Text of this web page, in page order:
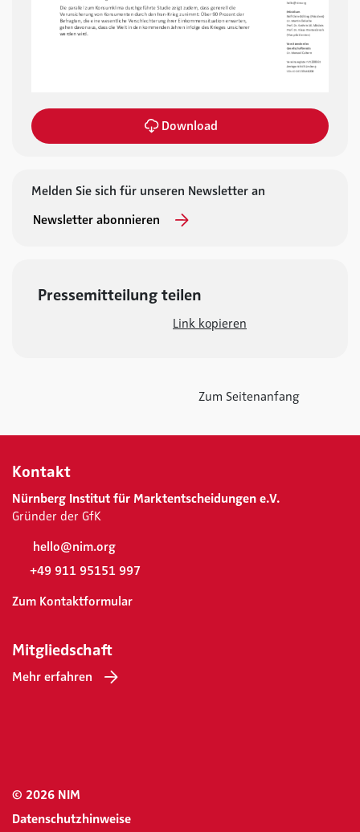
Download
Melden Sie sich für unseren Newsletter an
Newsletter abonnieren
Pressemitteilung teilen
Link kopieren
Zum Seitenanfang
Kontakt
Nürnberg Institut für Marktentscheidungen e.V.
Gründer der GfK
hello@nim.org
+49 911 95151 997
Zum Kontaktformular
Mitgliedschaft
Mehr erfahren
© 2026 NIM
Datenschutzhinweise